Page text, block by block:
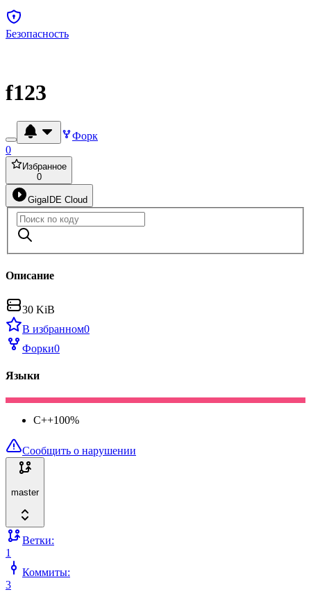
Безопасность
f123
Форк
0
Избранное
0
GigaIDE Cloud
Описание
30 KiB
В избранном0
Форки0
Языки
C++100%
Сообщить о нарушении
master
Ветки:
1
Коммиты:
3